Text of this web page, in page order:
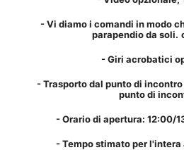
- Vi diamo i comandi in modo
parapendio da soli.
- Giri acrobatici
- Trasporto dal punto di
punto di
- Orario di apertura: 12:00/
- Tempo stimato per